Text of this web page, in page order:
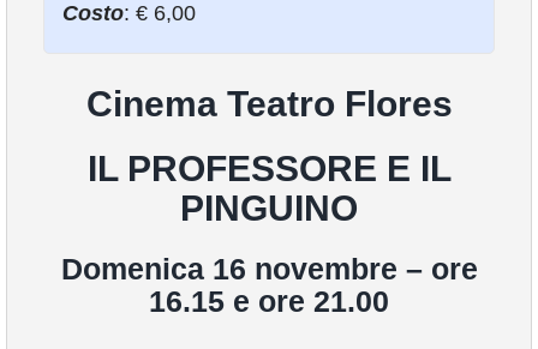
Costo: € 6,00
Cinema Teatro Flores
IL PROFESSORE E IL
PINGUINO
Domenica 16 novembre – ore
16.15 e ore 21.00